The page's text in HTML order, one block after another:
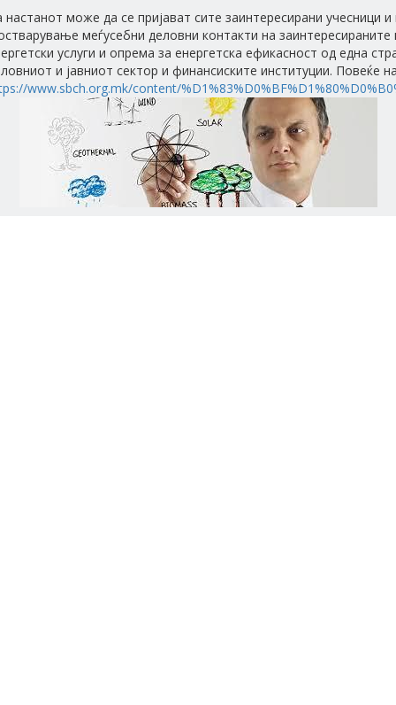
настанот може да се пријават сите заинтересирани учесници
меѓусебни деловни контакти на заинтересираните
услуги и опрема за енергетска ефикасност од една
и јавниот сектор и финансиските институции. Повеќе
www.sbch.org.mk/content/